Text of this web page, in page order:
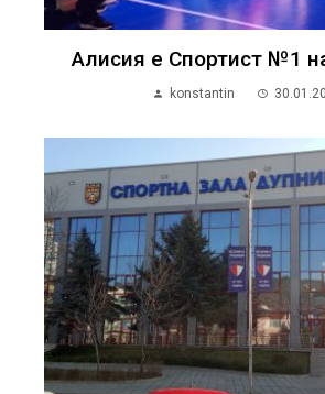
Алисия е Спортист №1
konstantin